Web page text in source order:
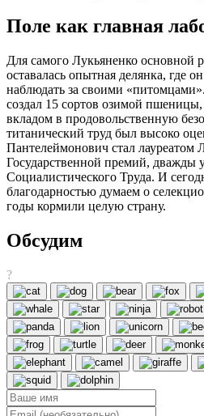
Поле как главная
Для самого Лукьяненко основной
оставалась опытная делянка, где
наблюдать за своими
создал 15 сортов озимой
вкладом в продовольственную
титанический труд был высоко
Пантелеймонович стал лауреатом
Государственной премий, дважды
Социалистического Труда. И
благодарностью думаем о
годы кормили целую страну.
Обсудим
?